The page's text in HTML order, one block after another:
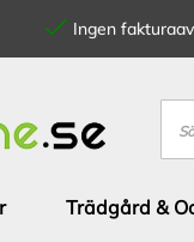
Ingen
Sök
Trädgård &